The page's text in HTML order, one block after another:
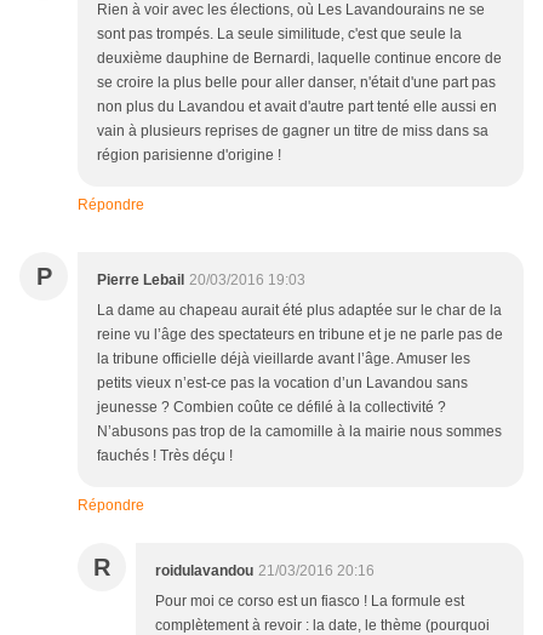
Rien à voir avec les élections, où Les Lavandourains ne se
sont pas trompés. La seule similitude, c'est que seule la
deuxième dauphine de Bernardi, laquelle continue encore de
se croire la plus belle pour aller danser, n'était d'une part pas
non plus du Lavandou et avait d'autre part tenté elle aussi en
vain à plusieurs reprises de gagner un titre de miss dans sa
région parisienne d'origine !
Répondre
P Pierre Lebail 20/03/2016 19:03
La dame au chapeau aurait été plus adaptée sur le char de la
reine vu l’âge des spectateurs en tribune et je ne parle pas de
la tribune officielle déjà vieillarde avant l’âge. Amuser les
petits vieux n’est-ce pas la vocation d’un Lavandou sans
jeunesse ? Combien coûte ce défilé à la collectivité ?
N’abusons pas trop de la camomille à la mairie nous sommes
fauchés ! Très déçu !
Répondre
R roidulavandou 21/03/2016 20:16
Pour moi ce corso est un fiasco ! La formule est
complètement à revoir : la date, le thème (pourquoi